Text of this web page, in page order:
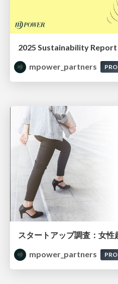
2025 Sustainability Report
mpower_partners
PRO
mpower_partners
PRO